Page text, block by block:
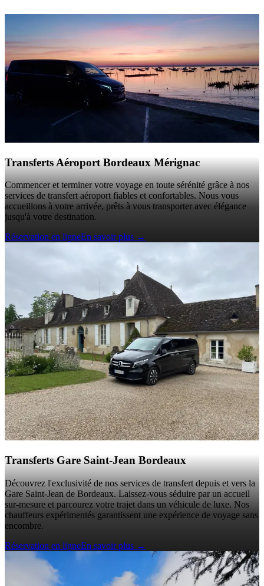
Transferts Aéroport Bordeaux Mérignac
Commencer et terminer votre voyage en toute sérénité grâce à nos
services de transfert aéroport fiables et confortables. Nous vous
accueillons à votre arrivée, prêts à vous transporter avec élégance
jusqu'à votre destination.
Réservation en ligneEn savoir plus →
Transferts Gare Saint-Jean Bordeaux
Découvrez l'exclusivité de nos services de transfert depuis et vers la
Gare Saint-Jean de Bordeaux. Laissez-vous séduire par un accueil
sur-mesure et parcourez votre trajet dans un véhicule de luxe. Nos
chauffeurs expérimentés garantissent une expérience de voyage sans
encombre.
Réservation en ligneEn savoir plus →